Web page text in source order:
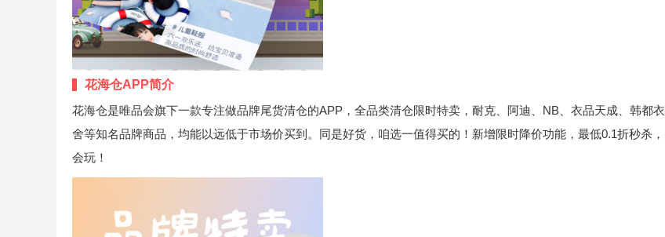
花海仓APP简介
花海仓是唯品会旗下一款专注做品牌尾货清仓的APP，全品类清仓限时特卖，耐克、阿迪、NB、衣品天成、韩都衣
舍等知名品牌商品，均能以远低于市场价买到。同是好货，咱选一值得买的！新增限时降价功能，最低0.1折秒杀，
会玩！